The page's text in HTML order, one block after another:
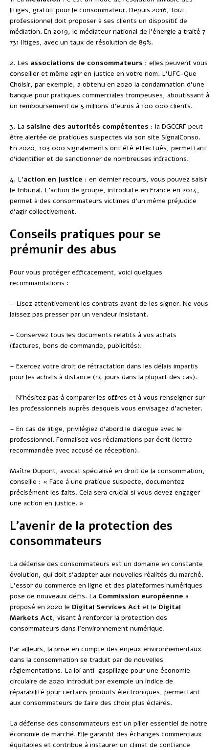
litiges, gratuit pour le consommateur. Depuis 2016, tout
professionnel doit proposer à ses clients un dispositif de
médiation. En 2019, le médiateur national de l’énergie a traité 7
731 litiges, avec un taux de résolution de 89%.
2. Les associations de consommateurs : elles peuvent vous
conseiller et même agir en justice en votre nom. L’UFC-Que
Choisir, par exemple, a obtenu en 2020 la condamnation d’une
banque pour pratiques commerciales trompeuses, aboutissant à
un remboursement de 5 millions d’euros à 100 000 clients.
3. La saisine des autorités compétentes : la DGCCRF peut
être alertée de pratiques suspectes via son site SignalConso.
En 2020, 103 000 signalements ont été effectués, permettant
d’identifier et de sanctionner de nombreuses infractions.
4. L’action en justice : en dernier recours, vous pouvez saisir
le tribunal. L’action de groupe, introduite en France en 2014,
permet à des consommateurs victimes d’un même préjudice
d’agir collectivement.
Conseils pratiques pour se
prémunir des abus
Pour vous protéger efficacement, voici quelques
recommandations :
– Lisez attentivement les contrats avant de les signer. Ne vous
laissez pas presser par un vendeur insistant.
– Conservez tous les documents relatifs à vos achats
(factures, bons de commande, publicités).
– Exercez votre droit de rétractation dans les délais impartis
pour les achats à distance (14 jours dans la plupart des cas).
– N’hésitez pas à comparer les offres et à vous renseigner sur
les professionnels auprès desquels vous envisagez d’acheter.
– En cas de litige, privilégiez d’abord le dialogue avec le
professionnel. Formalisez vos réclamations par écrit (lettre
recommandée avec accusé de réception).
Maître Dupont, avocat spécialisé en droit de la consommation,
conseille : « Face à une pratique suspecte, documentez
précisément les faits. Cela sera crucial si vous devez engager
une action en justice. »
L’avenir de la protection des
consommateurs
La défense des consommateurs est un domaine en constante
évolution, qui doit s’adapter aux nouvelles réalités du marché.
L’essor du commerce en ligne et des plateformes numériques
pose de nouveaux défis. La Commission européenne a
proposé en 2020 le Digital Services Act et le Digital
Markets Act, visant à renforcer la protection des
consommateurs dans l’environnement numérique.
Par ailleurs, la prise en compte des enjeux environnementaux
dans la consommation se traduit par de nouvelles
réglementations. La loi anti-gaspillage pour une économie
circulaire de 2020 introduit par exemple un indice de
réparabilité pour certains produits électroniques, permettant
aux consommateurs de faire des choix plus éclairés.
La défense des consommateurs est un pilier essentiel de notre
économie de marché. Elle garantit des échanges commerciaux
équitables et contribue à instaurer un climat de confiance